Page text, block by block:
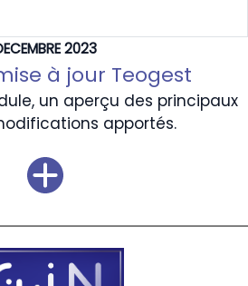
2023
à jour Teogest
un aperçu des principaux
apportés.